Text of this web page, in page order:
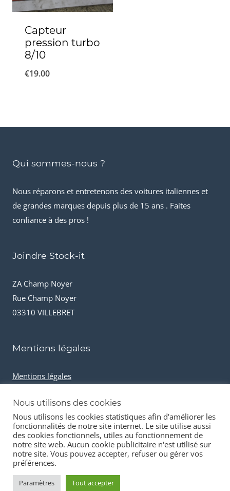
Capteur
pression turbo
8/10
€19.00
Qui sommes-nous ?
Nous réparons et entretenons des voitures italiennes et
de grandes marques depuis plus de 15 ans . Faites
confiance à des pros !
Joindre Stock-it
ZA Champ Noyer
Rue Champ Noyer
03310 VILLEBRET
Mentions légales
Mentions légales
Cookies et données personnelles
© 2026 Stock-it automobiles
Nous utilisons des cookies
Nous utilisons les cookies statistiques afin d'améliorer les
fonctionnalités de notre site internet. Le site utilise aussi
des cookies fonctionnels, utiles au fonctionnement de
notre site web. Aucun cookie publicitaire n'est utilisé sur
notre site. Vous pouvez accepter, refuser ou gérer vos
préférences.
Paramètres Tout accepter